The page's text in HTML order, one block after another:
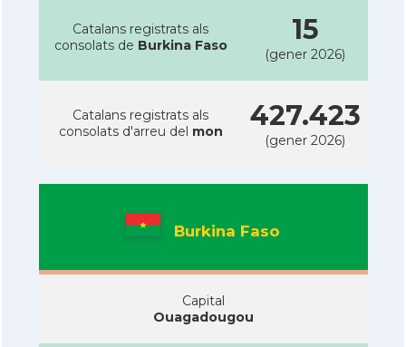
Catalans registrats als
consolats de Burkina Faso 15
(gener 2026)
Catalans registrats als
consolats d'arreu del mon 427.423
(gener 2026)
Burkina Faso
Capital
Ouagadougou